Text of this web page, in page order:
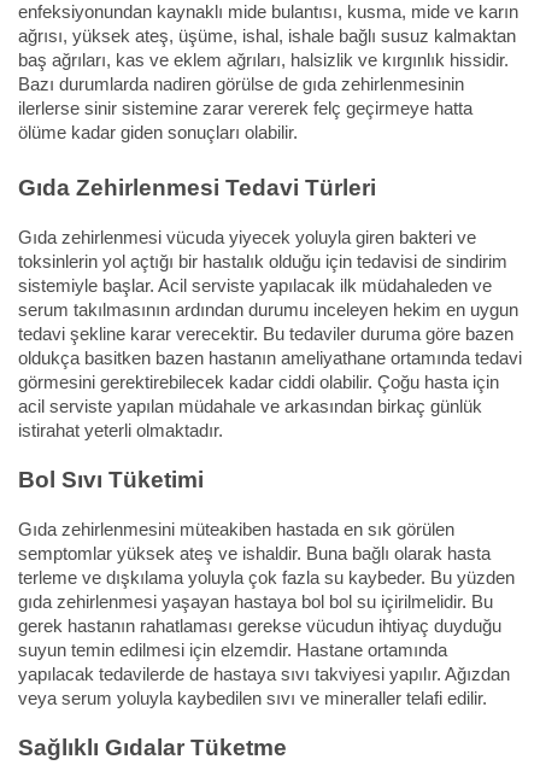
enfeksiyonundan kaynaklı mide bulantısı, kusma, mide ve karın
ağrısı, yüksek ateş, üşüme, ishal, ishale bağlı susuz kalmaktan
baş ağrıları, kas ve eklem ağrıları, halsizlik ve kırgınlık hissidir.
Bazı durumlarda nadiren görülse de gıda zehirlenmesinin
ilerlerse sinir sistemine zarar vererek felç geçirmeye hatta
ölüme kadar giden sonuçları olabilir.
Gıda Zehirlenmesi Tedavi Türleri
Gıda zehirlenmesi vücuda yiyecek yoluyla giren bakteri ve
toksinlerin yol açtığı bir hastalık olduğu için tedavisi de sindirim
sistemiyle başlar. Acil serviste yapılacak ilk müdahaleden ve
serum takılmasının ardından durumu inceleyen hekim en uygun
tedavi şekline karar verecektir. Bu tedaviler duruma göre bazen
oldukça basitken bazen hastanın ameliyathane ortamında tedavi
görmesini gerektirebilecek kadar ciddi olabilir. Çoğu hasta için
acil serviste yapılan müdahale ve arkasından birkaç günlük
istirahat yeterli olmaktadır.
Bol Sıvı Tüketimi
Gıda zehirlenmesini müteakiben hastada en sık görülen
semptomlar yüksek ateş ve ishaldir. Buna bağlı olarak hasta
terleme ve dışkılama yoluyla çok fazla su kaybeder. Bu yüzden
gıda zehirlenmesi yaşayan hastaya bol bol su içirilmelidir. Bu
gerek hastanın rahatlaması gerekse vücudun ihtiyaç duyduğu
suyun temin edilmesi için elzemdir. Hastane ortamında
yapılacak tedavilerde de hastaya sıvı takviyesi yapılır. Ağızdan
veya serum yoluyla kaybedilen sıvı ve mineraller telafi edilir.
Sağlıklı Gıdalar Tüketme